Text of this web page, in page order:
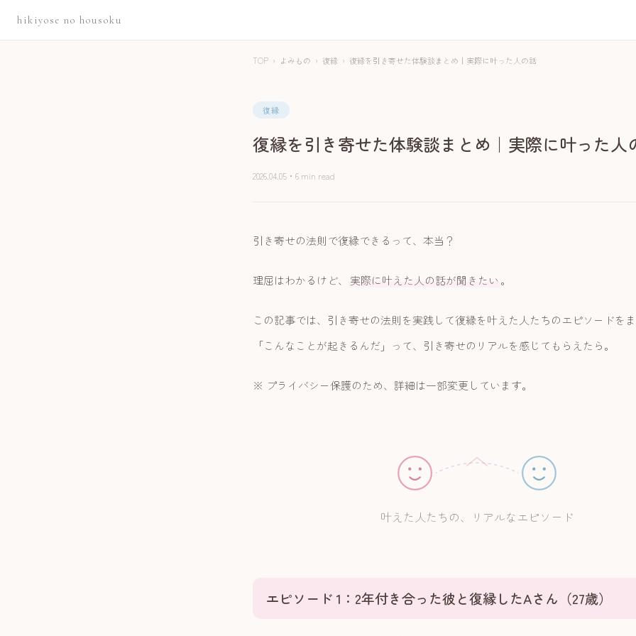
hikiyose no housoku
TOP › よみもの › 復縁 › 復縁を引き寄せた体験談まとめ｜実際に叶った人の話
復縁
復縁を引き寄せた体験談まとめ｜実際に叶った人
2026.04.05 ・ 6 min read
引き寄せの法則で復縁できるって、本当？
理屈はわかるけど、 実際に叶えた人の話が聞きたい。
この記事では、引き寄せの法則を実践して復縁を叶えた人たちのエピソードをま
「こんなことが起きるんだ」って、引き寄せのリアルを感じてもらえたら。
※ プライバシー保護のため、詳細は一部変更しています。
叶えた人たちの、リアルなエピソード
エピソード 1：2年付き合った彼と復縁したAさん（27歳）